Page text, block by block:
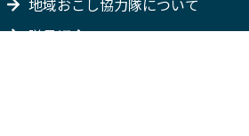
隊員紹介